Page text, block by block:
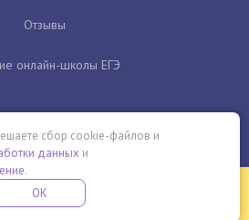
Отзывы
онлайн-школы ЕГЭ
школа
С ПОЛЬЗОЙ
сбор cookie-файлов и
данных и
.
OK